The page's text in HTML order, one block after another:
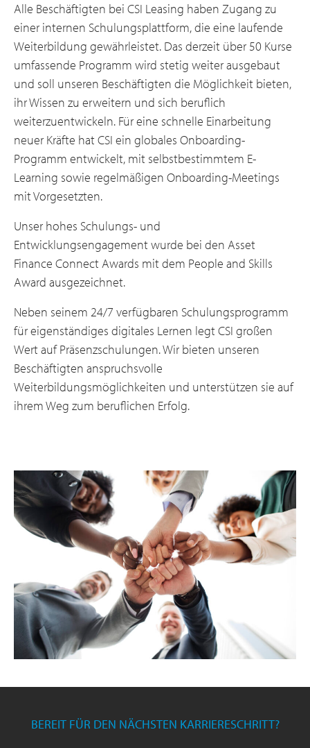
Alle Beschäftigten bei CSI Leasing haben Zugang zu
einer internen Schulungsplattform, die eine laufende
Weiterbildung gewährleistet. Das derzeit über 50 Kurse
umfassende Programm wird stetig weiter ausgebaut
und soll unseren Beschäftigten die Möglichkeit bieten,
ihr Wissen zu erweitern und sich beruflich
weiterzuentwickeln. Für eine schnelle Einarbeitung
neuer Kräfte hat CSI ein globales Onboarding-
Programm entwickelt, mit selbstbestimmtem E-
Learning sowie regelmäßigen Onboarding-Meetings
mit Vorgesetzten.
Unser hohes Schulungs- und
Entwicklungsengagement wurde bei den Asset
Finance Connect Awards mit dem People and Skills
Award ausgezeichnet.
Neben seinem 24/7 verfügbaren Schulungsprogramm
für eigenständiges digitales Lernen legt CSI großen
Wert auf Präsenzschulungen. Wir bieten unseren
Beschäftigten anspruchsvolle
Weiterbildungsmöglichkeiten und unterstützen sie auf
ihrem Weg zum beruflichen Erfolg.
BEREIT FÜR DEN NÄCHSTEN KARRIERESCHRITT?